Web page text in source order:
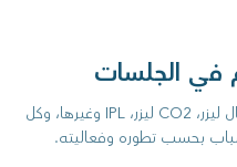
في الجلسات
تختلف التقنية المستخدمة بين فراكشنال ليزر، CO2 ليزر، IPL وغيرها، وكل
بحسب تطوره وفعاليته.